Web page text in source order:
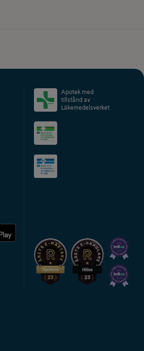
Apotek med
tillstånd av
Läkemedelsverket
2024